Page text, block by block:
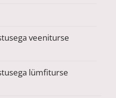
veeniturse
lümfiturse